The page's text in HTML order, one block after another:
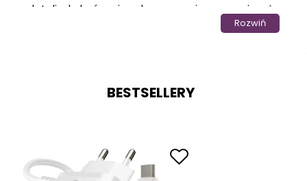
detali, kolorów i odwzorowania, sprawia, że
korzystanie z telefonu staje się przyjemnością.
spotkać się z zagrożeniami – od drobnych
upadków na twardą powierzchnię. W takich
chwilach szkoda byłoby, gdyby piękny
Rozwiń
BESTSELLERY